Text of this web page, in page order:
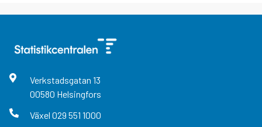
Verkstadsgatan 13
00580 Helsingfors
Växel 029 551 1000